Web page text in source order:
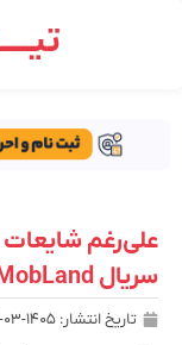
علی‌رغم شایعات
سریال MobLand حضور پیدا می‌کند
تاریخ انتشار: ۱۴۰۵-۰۳-۰۸